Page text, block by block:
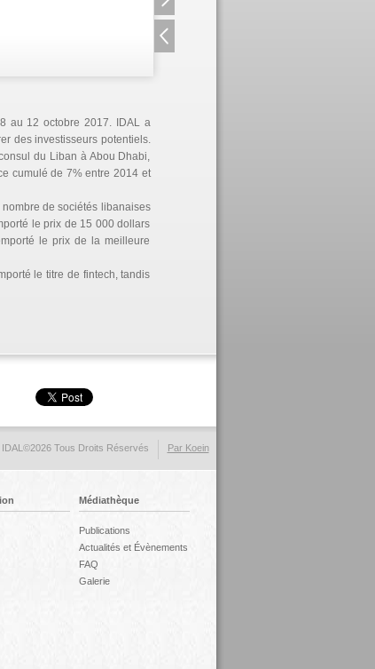
au 12 octobre 2017. IDAL a
des investisseurs potentiels.
du Liban à Abou Dhabi,
cumulé de 7% entre 2014 et
de sociétés libanaises
le prix de 15 000 dollars
le prix de la meilleure
le titre de fintech, tandis
Par Koein
IDAL©2026 Tous Droits Réservés
Médiathèque
Publications
Actualités et Évènements
FAQ
Galerie